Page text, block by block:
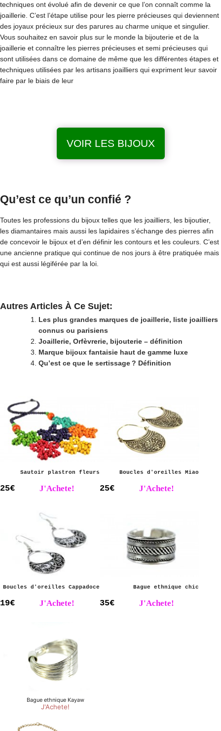
techniques ont évolué afin de devenir ce que l’on connaît comme la
joaillerie. C’est l’étape utilise pour les pierre précieuses qui deviennent
des joyaux précieux sur des parures au charme unique et singulier.
Vous souhaitez en savoir plus sur le monde la bijouterie et de la
joaillerie et connaître les pierres précieuses et semi précieuses qui
sont utilisées dans ce domaine de même que les différentes étapes et
techniques utilisées par les artisans joailliers qui expriment leur savoir
faire par le biais de leur
VOIR LES BIJOUX
Qu’est ce qu’un confié ?
Toutes les professions du bijoux telles que les joailliers, les bijoutier,
les diamantaires mais aussi les lapidaires s’échange des pierres afin
de concevoir le bijoux et d’en définir les contours et les couleurs. C’est
une ancienne pratique qui continue de nos jours à être pratiquée mais
qui est aussi légiférée par la loi.
Autres Articles À Ce Sujet:
Les plus grandes marques de joaillerie, liste joailliers
connus ou parisiens
Joaillerie, Orfèvrerie, bijouterie – définition
Marque bijoux fantaisie haut de gamme luxe
Qu’est ce que le sertissage ? Définition
Sautoir plastron fleurs
25€ J'Achete!
Boucles d'oreilles Miao
25€ J'Achete!
Boucles d'oreilles Cappadoce
19€ J'Achete!
Bague ethnique chic
35€ J'Achete!